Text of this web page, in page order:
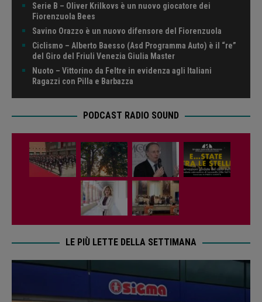
Serie B – Oliver Krilkovs è un nuovo giocatore dei
Fiorenzuola Bees
Savino Orazzo è un nuovo difensore del Fiorenzuola
Ciclismo – Alberto Baesso (Asd Programma Auto) è il “re”
del Giro del Friuli Venezia Giulia Master
Nuoto – Vittorino da Feltre in evidenza agli Italiani
Ragazzi con Pilla e Barbazza
PODCAST RADIO SOUND
LE PIÙ LETTE DELLA SETTIMANA